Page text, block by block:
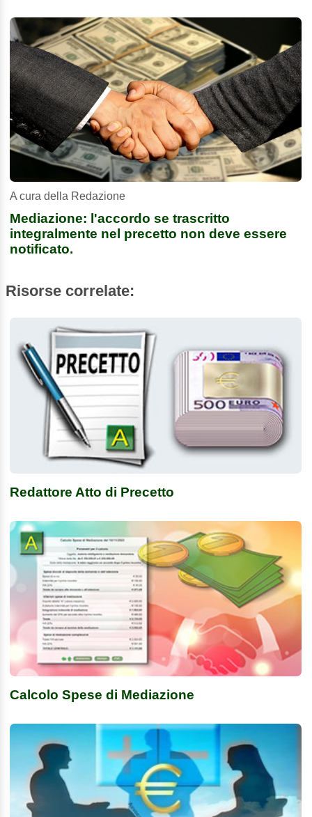
A cura della Redazione
Mediazione: l'accordo se trascritto
integralmente nel precetto non deve essere
notificato.
Risorse correlate:
Redattore Atto di Precetto
Calcolo Spese di Mediazione